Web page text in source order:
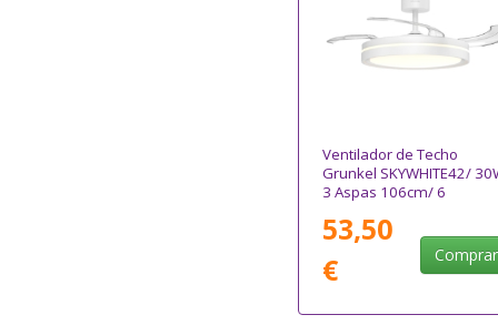
Ventilador de Techo
Grunkel SKYWHITE42/
3 Aspas 106cm/ 6
53,50
€
Comprar